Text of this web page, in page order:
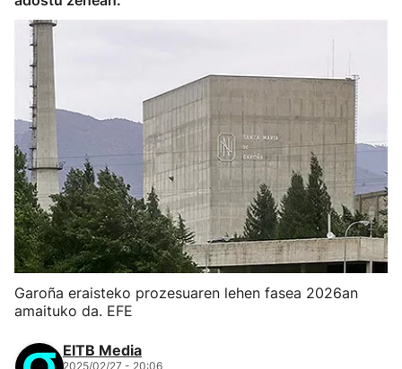
Garoña eraisteko prozesuaren lehen fasea 2026an
amaituko da. EFE
EITB Media
2025/02/27 - 20:06